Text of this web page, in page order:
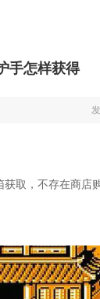
手怎样获得
取，不存在商店